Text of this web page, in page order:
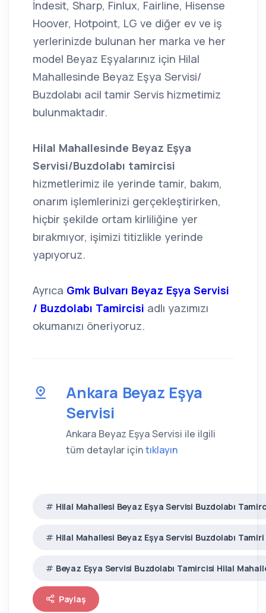
İndesit, Sharp, Finlux, Fairline, Hisense
Hoover, Hotpoint, LG ve diğer ev ve iş
yerlerinizde bulunan her marka ve her
model Beyaz Eşyalarınız için Hilal
Mahallesinde Beyaz Eşya Servisi/
Buzdolabı acil tamir Servis hizmetimiz
bulunmaktadır.
Hilal Mahallesinde Beyaz Eşya
Servisi/Buzdolabı tamircisi
hizmetlerimiz ile yerinde tamir, bakım,
onarım işlemlerinizi gerçekleştirirken,
hiçbir şekilde ortam kirliliğine yer
bırakmıyor, işimizi titizlikle yerinde
yapıyoruz.
Ayrıca Gmk Bulvarı Beyaz Eşya Servisi
/ Buzdolabı Tamircisi adlı yazımızı
okumanızı öneriyoruz.
Ankara Beyaz Eşya
Servisi
Ankara Beyaz Eşya Servisi ile ilgili
tüm detaylar içintıklayın
Hilal Mahallesi Beyaz Eşya Servisi Buzdolabı
Hilal Mahallesi Beyaz Eşya Servisi Buzdolabı Tamiri
Beyaz Eşya Servisi Buzdolabı Tamircisi Hilal
Paylaş